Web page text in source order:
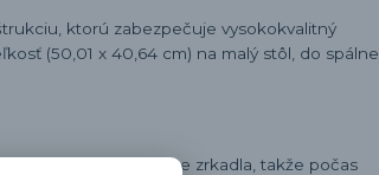
ktorú zabezpečuje vysokokvalitný
(50,01 x 40,64 cm) na malý stôl, do spálne,
na pravej strane zrkadla, takže počas